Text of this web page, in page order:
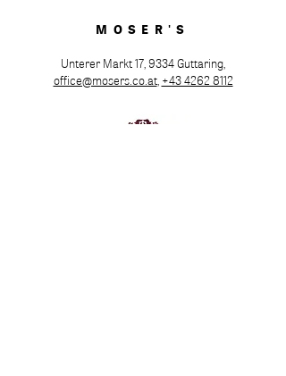
MOSER'S
Unterer Markt 17, 9334 Guttaring,
office@mosers.co.at, +43 4262 8112